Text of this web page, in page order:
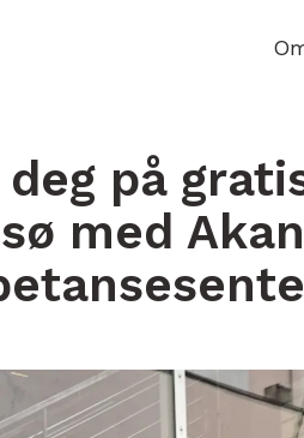
på
med Akan